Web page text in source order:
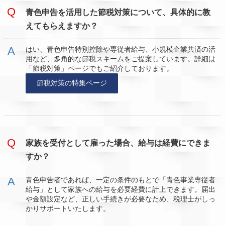
青色申告を活用した節税対策について、具体的に教
えてもらえますか？
はい、青色申告特別控除や専従者給与、小規模企業共済の活
用など、多角的な節税スキームをご提案しています。詳細は
「節税対策」ページでもご紹介しております。
節税対策の特集ページ
家族を受付として雇った場合、給与は経費にできま
すか？
青色申告者であれば、一定の条件のもとで「青色事業専従者
給与」として家族への給与を必要経費に計上できます。届出
や金額設定など、正しい手続きが必要なため、税理士がしっ
かりサポートいたします。